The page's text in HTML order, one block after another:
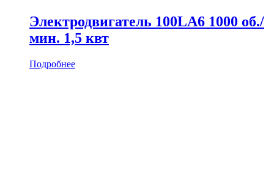
Электродвигатель 100LA6 1000 об./
мин. 1,5 квт
Подробнее